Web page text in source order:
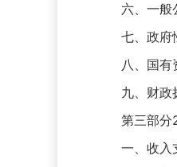
六、一般公
七、政府性
八、国有资
九、财政拨
第三部分
一、收入